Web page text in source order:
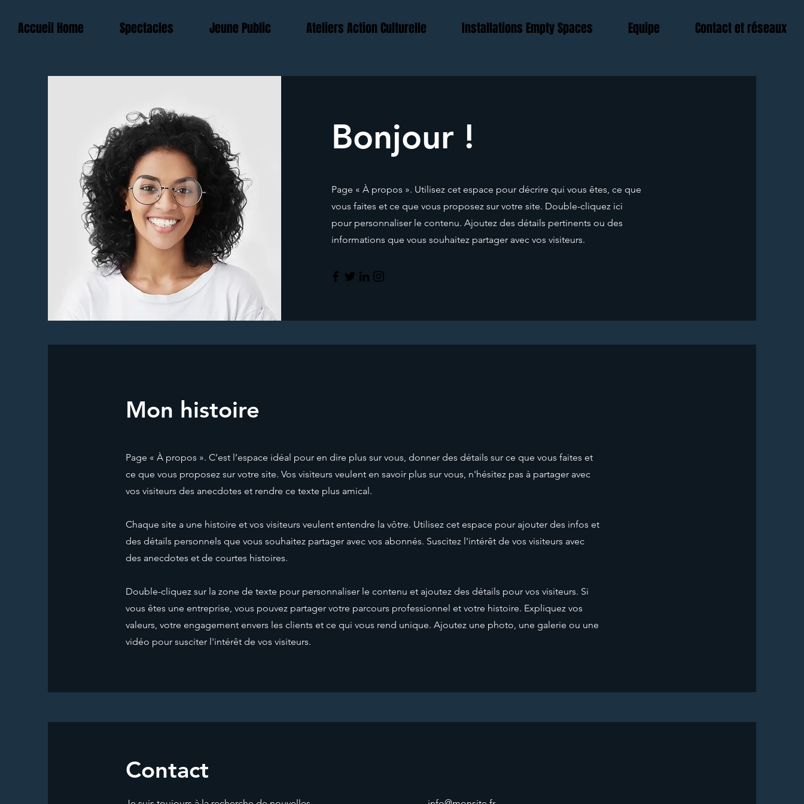
Accueil Home Spectacles Jeune Public Ateliers Action Culturelle Installations Empty Spaces Equipe Contact et réseaux
Bonjour !
Page « À propos ». Utilisez cet espace pour décrire qui vous êtes, ce que
vous faites et ce que vous proposez sur votre site. Double-cliquez ici
pour personnaliser le contenu. Ajoutez des détails pertinents ou des
informations que vous souhaitez partager avec vos visiteurs.
Mon histoire
Page « À propos ». C’est l’espace idéal pour en dire plus sur vous, donner des détails sur ce que vous faites et
ce que vous proposez sur votre site. Vos visiteurs veulent en savoir plus sur vous, n'hésitez pas à partager avec
vos visiteurs des anecdotes et rendre ce texte plus amical.
Chaque site a une histoire et vos visiteurs veulent entendre la vôtre. Utilisez cet espace pour ajouter des infos et
des détails personnels que vous souhaitez partager avec vos abonnés. Suscitez l'intérêt de vos visiteurs avec
des anecdotes et de courtes histoires. ​
Double-cliquez sur la zone de texte pour personnaliser le contenu et ajoutez des détails pour vos visiteurs. Si
vous êtes une entreprise, vous pouvez partager votre parcours professionnel et votre histoire. Expliquez vos
valeurs, votre engagement envers les clients et ce qui vous rend unique. Ajoutez une photo, une galerie ou une
vidéo pour susciter l'intérêt de vos visiteurs.
Contact